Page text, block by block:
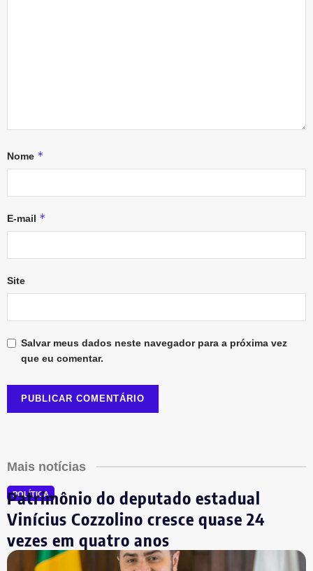
Nome *
E-mail *
Site
Salvar meus dados neste navegador para a próxima vez
que eu comentar.
Mais notícias
POLÍTICA
Patrimônio do deputado estadual
Vinícius Cozzolino cresce quase 24
vezes em quatro anos